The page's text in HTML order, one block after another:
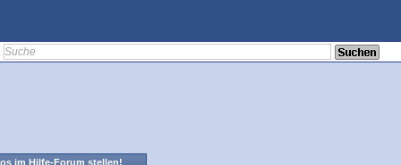
im Hilfe-Forum stellen!